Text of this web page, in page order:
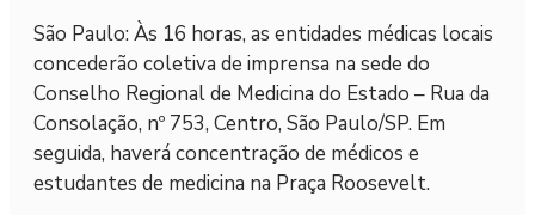
São Paulo: Às 16 horas, as entidades médicas locais
concederão coletiva de imprensa na sede do
Conselho Regional de Medicina do Estado – Rua da
Consolação, nº 753, Centro, São Paulo/SP. Em
seguida, haverá concentração de médicos e
estudantes de medicina na Praça Roosevelt.